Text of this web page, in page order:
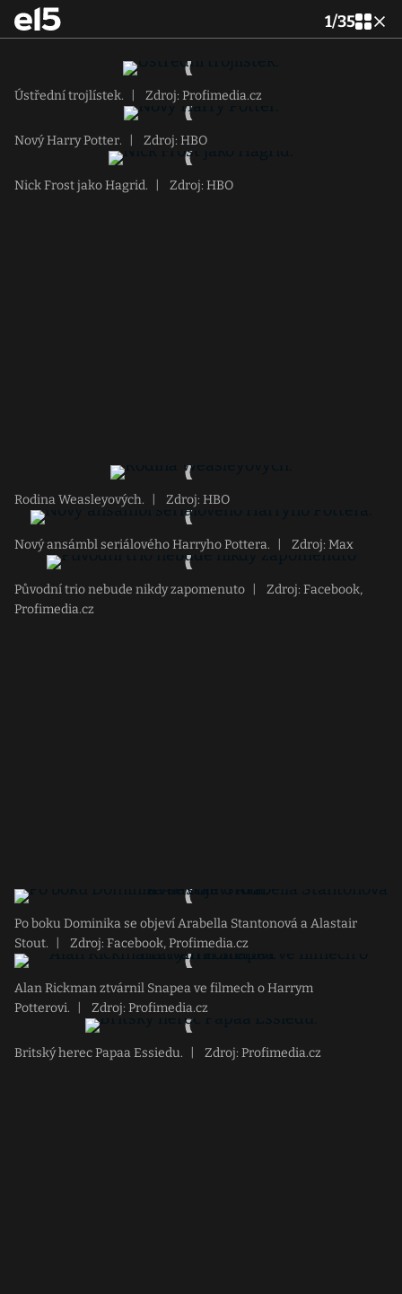
1/35
Ústřední trojlístek. Zdroj: Profimedia.cz
Nový Harry Potter. Zdroj: HBO
Nick Frost jako Hagrid. Zdroj: HBO
Rodina Weasleyových. Zdroj: HBO
Nový ansámbl seriálového Harryho Pottera. Zdroj: Max
Původní trio nebude nikdy zapomenuto
Zdroj: Facebook,
Profimedia.cz
Po boku Dominika se objeví Arabella Stantonová a Alastair
Stout.
Zdroj: Facebook, Profimedia.cz
Alan Rickman ztvárnil Snapea ve filmech o Harrym
Potterovi.
Zdroj: Profimedia.cz
Britský herec Papaa Essiedu. Zdroj: Profimedia.cz